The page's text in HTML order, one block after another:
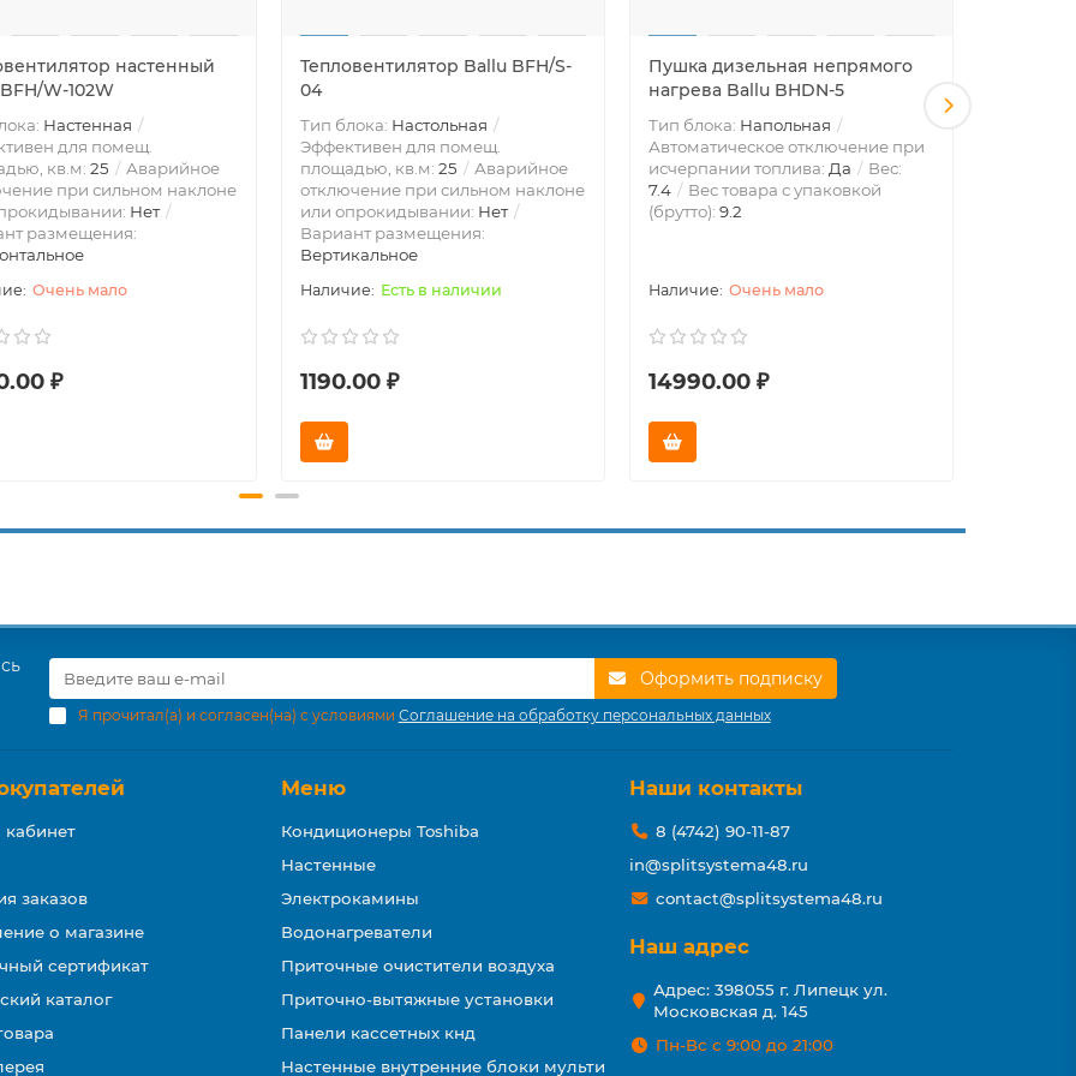
настенный
W-102W
Настенная
для помещ.
кв.м: 25
Аварийное
при сильном наклоне
Нет
размещения:
Очень мало
₽
Тепловентилятор Ballu BFH/S-
04
Тип блока: Настольная
Эффективен для помещ.
площадью, кв.м: 25
Аварийное
отключение при сильном наклоне
или опрокидывании: Нет
Вариант размещения:
Вертикальное
Есть в наличии
1190.00 ₽
Пушка дизельная непрямого
нагрева Ballu BHDN-5
Тип блока: Напольная
Автоматическое отключение при
исчерпании топлива: Да
Вес:
7.4
Вес товара с упаковкой
(брутто): 9.2
Очень мало
14990.00 ₽
Оформить подписку
Я прочитал(а) и согласен(на) с условиями Соглашение на обработку персональных данных
заказов
о магазине
сертификат
каталог
Меню
Кондиционеры Toshiba
Настенные
Электрокамины
Водонагреватели
Приточные очистители воздуха
Приточно-вытяжные установки
Панели кассетных кнд
Настенные внутренние блоки мульти
Наши контакты
8 (4742) 90-11-87
in@splitsystema48.ru
contact@splitsystema48.ru
Наш адрес
Адрес: 398055 г. Липецк ул.
Московская д. 145
Пн-Вс с 9:00 до 21:00